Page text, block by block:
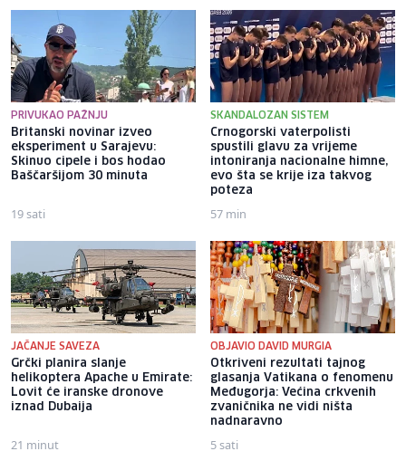
PRIVUKAO PAŽNJU
Britanski novinar izveo
eksperiment u Sarajevu:
Skinuo cipele i bos hodao
Baščaršijom 30 minuta
19 sati
SKANDALOZAN SISTEM
Crnogorski vaterpolisti
spustili glavu za vrijeme
intoniranja nacionalne himne,
evo šta se krije iza takvog
poteza
57 min
JAČANJE SAVEZA
Grčki planira slanje
helikoptera Apache u Emirate:
Lovit će iranske dronove
iznad Dubaija
21 minut
OBJAVIO DAVID MURGIA
Otkriveni rezultati tajnog
glasanja Vatikana o fenomenu
Međugorja: Većina crkvenih
zvaničnika ne vidi ništa
nadnaravno
5 sati